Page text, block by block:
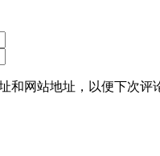
和网站地址，以便下次评